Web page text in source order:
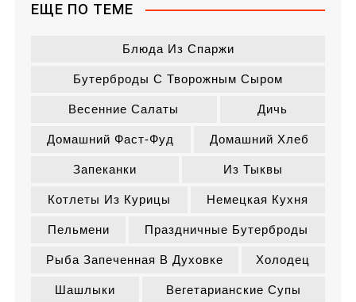
ЕЩЕ ПО ТЕМЕ
Блюда Из Спаржи
Бутерброды С Творожным Сыром
Весенние Салаты Дичь
Домашний Фаст-Фуд Домашний Хлеб
Запеканки Из Тыквы
Котлеты Из Курицы Немецкая Кухня
Пельмени Праздничные Бутерброды
Рыба Запеченная В Духовке Холодец
Шашлыки Вегетарианские Супы